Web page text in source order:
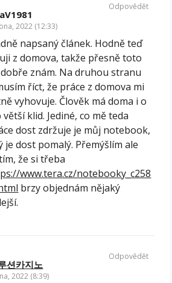
2022 (12:33)
napsaný článek. Hodně teď
z domova, takže přesně toto
znám. Na druhou stranu
říct, že práce z domova mi
vyhovuje. Člověk má doma i o
větší klid. Jediné, co mě teda
dost zdržuje je můj notebook,
je dost pomalý. Přemýšlím ale
že si třeba
www.tera.cz/notebooky_c258
brzy objednám nějaký
Odpovědět
션카지노
2022 (8:39)
Odpovědět